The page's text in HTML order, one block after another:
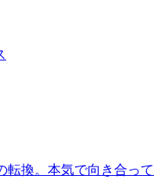
転換。本気で向き合って